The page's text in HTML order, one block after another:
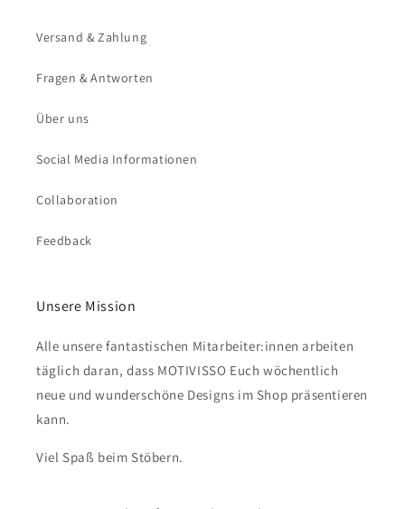
Versand & Zahlung
Fragen & Antworten
Über uns
Social Media Informationen
Collaboration
Feedback
Unsere Mission
Alle unsere fantastischen Mitarbeiter:innen arbeiten
täglich daran, dass MOTIVISSO Euch wöchentlich
neue und wunderschöne Designs im Shop präsentieren
kann.
Viel Spaß beim Stöbern.